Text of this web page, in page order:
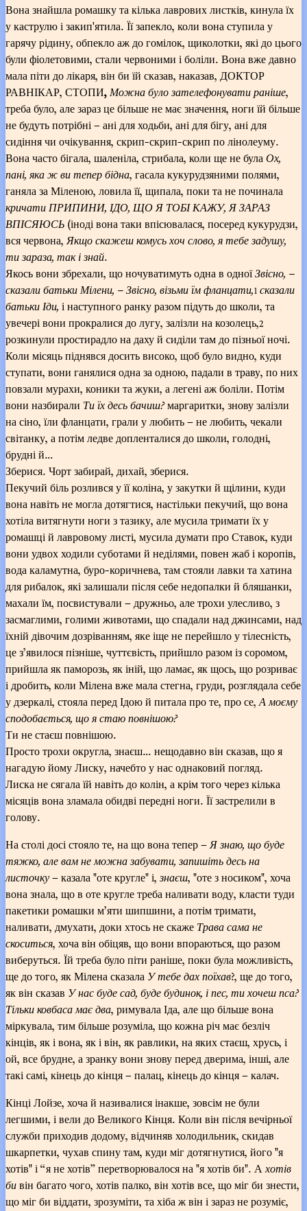
Вона знайшла ромашку та кілька лаврових листків, кинула їх
у каструлю і закип'ятила. Її запекло, коли вона ступила у
гарячу рідину, обпекло аж до гомілок, щиколотки, які до цього
були фіолетовими, стали червоними і боліли. Вона вже давно
мала піти до лікаря, він би їй сказав, наказав, ДОКТОР
РАВНІКАР, СТОПИ,Можна було зателефонувати раніше,
треба було, але зараз це більше не має значення, ноги їй більше
не будуть потрібні – ані для ходьби, ані для бігу, ані для
сидіння чи очікування, скрип-скрип-скрип по лінолеуму.
Вона часто бігала, шаленіла, стрибала, коли ще не булаОх,
пані, яка ж ви тепер бідна, гасала кукурудзяними полями,
ганяла за Міленою, ловила її, щипала, поки та не починала
кричати ПРИПИНИ, ІДО, ЩО Я ТОБІ КАЖУ, Я ЗАРАЗ
ВПІСЯЮСЬ (іноді вона таки впісювалася, посеред кукурудзи,
вся червона,Якщо скажеш комусь хоч слово, я тебе задушу,
ти зараза, так і знай.
Якось вони збрехали, що ночуватимуть одна в одноїЗвісно, –
сказали батьки Мілени, – Звісно, візьми їм фланцати,1 сказали
батьки Іди, і наступного ранку разом підуть до школи, та
увечері вони прокралися до лугу, залізли на козолець,2
розкинули простирадло на даху й сиділи там до пізньої ночі.
Коли місяць піднявся досить високо, щоб було видно, куди
ступати, вони ганялися одна за одною, падали в траву, по них
повзали мурахи, коники та жуки, а легені аж боліли. Потім
вони назбирали Ти їх десь бачиш?маргаритки, знову залізли
на сіно, їли фланцати, грали у любить – не любить, чекали
світанку, а потім ледве допленталися до школи, голодні,
брудні й…
Зберися. Чорт забирай, дихай, зберися.
Пекучий біль розлився у її коліна, у закутки й щілини, куди
вона навіть не могла дотягтися, настільки пекучий, що вона
хотіла витягнути ноги з тазику, але мусила тримати їх у
ромашці й лавровому листі, мусила думати про Ставок, куди
вони удвох ходили суботами й неділями, повен жаб і коропів,
вода каламутна, буро-коричнева, там стояли лавки та хатина
для рибалок, які залишали після себе недопалки й бляшанки,
махали їм, посвистували – дружньо, але трохи улесливо, з
засмаглими, голими животами, що спадали над джинсами, над
їхній дівочим дозріванням, яке іще не перейшло у тілесність,
це з’явилося пізніше, чуттєвість, прийшло разом із соромом,
прийшла як паморозь, як іній, що ламає, як щось, що розриває
і дробить, коли Мілена вже мала стегна, груди, розглядала себе
у дзеркалі, стояла перед Ідою й питала про те, про се,А моєму
сподобається, що я стаю повнішою?
Ти не стаєш повнішою.
Просто трохи округла, знаєш… нещодавно він сказав, що я
нагадую йому Лиску, начебто у нас однаковий погляд.
Лиска не сягала їй навіть до колін, а крім того через кілька
місяців вона зламала обидві передні ноги. Її застрелили в
голову.
На столі досі стояло те, на що вона тепер –Я знаю, що буде
тяжко, але вам не можна забувати, запишіть десь на
листочку– казала "оте кругле" і,знаєш, "оте з носиком", хоча
вона знала, що в оте кругле треба наливати воду, класти туди
пакетики ромашки м’яти шипшини, а потім тримати,
наливати, дмухати, доки хтось не скаже Трава сама не
скоситься, хоча він обіцяв, що вони впораються, що разом
виберуться. Їй треба було піти раніше, поки була можливість,
ще до того, як Мілена сказала У тебе дах поїхав?, ще до того,
як він сказав У нас буде сад, буде будинок, і пес, ти хочеш пса?
Тільки ковбаса має два, римувала Іда, але що більше вона
міркувала, тим більше розуміла, що кожна річ має безліч
кінців, як і вона, як і він, як равлики, на яких стаєш, хрусь, і
ой, все брудне, а зранку вони знову перед дверима, інші, але
такі самі, кінець до кінця – палац, кінець до кінця – калач.
Кінці Лойзе, хоча й називалися інакше, зовсім не були
легшими, і вели до Великого Кінця. Коли він після вечірньої
служби приходив додому, відчиняв холодильник, скидав
шкарпетки, чухав спину там, куди міг дотягнутися, його "я
хотів" і “я не хотів” перетворювалося на "я хотів би". Ахотів
бивін багато чого, хотів палко, він хотів все, що міг би знести,
що міг би віддати, зрозуміти, та хіба ж він і зараз не розуміє,